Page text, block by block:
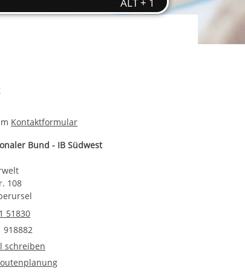
wir
starten/stoppen
Kontaktformular
Bund - IB Südwest
108
51830
918882
IB Kinderwelt
schreiben